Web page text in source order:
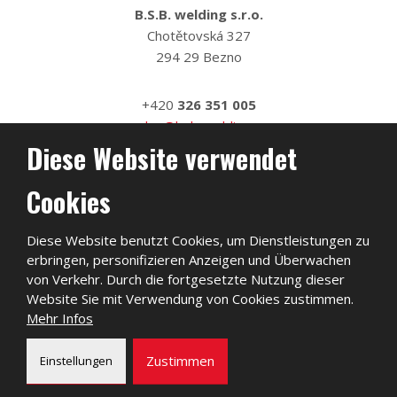
B.S.B. welding s.r.o.
Chotětovská 327
294 29 Bezno
+420 326 351 005
sales@bsb-welding.cz
Sitemap|Privatleben
Diese Website verwendet
Cookies
Diese Website benutzt Cookies, um Dienstleistungen zu
erbringen, personifizieren Anzeigen und Überwachen
von Verkehr. Durch die fortgesetzte Nutzung dieser
Website Sie mit Verwendung von Cookies zustimmen.
Mehr Infos
Einstellungen Zustimmen